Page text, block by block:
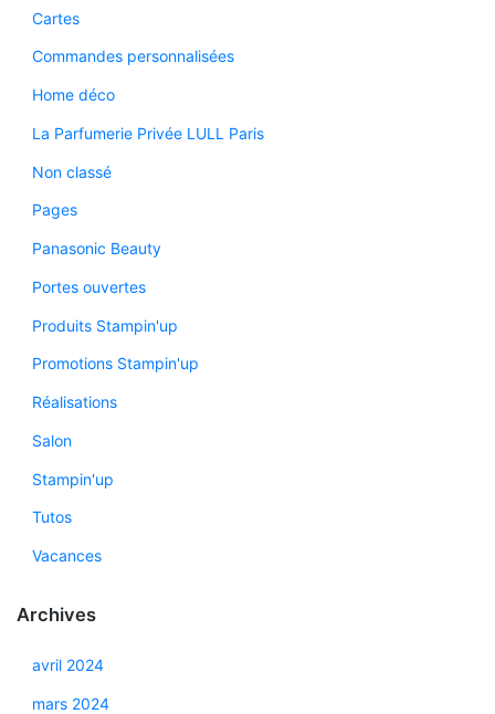
Cartes
Commandes personnalisées
Home déco
La Parfumerie Privée LULL Paris
Non classé
Pages
Panasonic Beauty
Portes ouvertes
Produits Stampin'up
Promotions Stampin'up
Réalisations
Salon
Stampin'up
Tutos
Vacances
Archives
avril 2024
mars 2024